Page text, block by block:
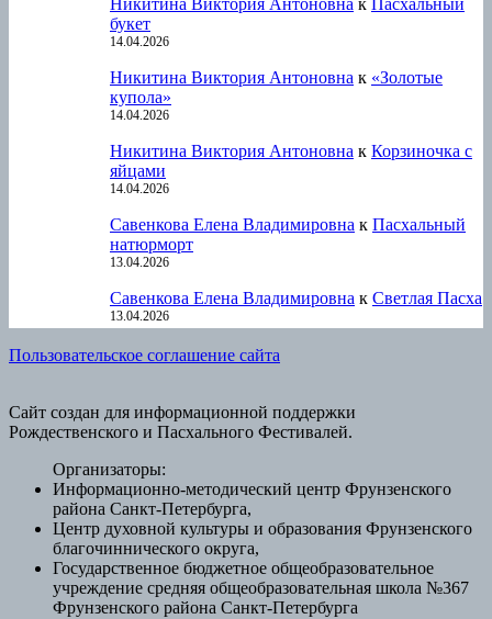
Никитина Виктория Антоновна к Пасхальный
букет
14.04.2026
Никитина Виктория Антоновна к «Золотые
купола»
14.04.2026
Никитина Виктория Антоновна к Корзиночка с
яйцами
14.04.2026
Савенкова Елена Владимировна к Пасхальный
натюрморт
13.04.2026
Савенкова Елена Владимировна к Светлая Пасха
13.04.2026
Пользовательское соглашение сайта
Сайт создан для информационной поддержки
Рождественского и Пасхального Фестивалей.
Организаторы:
Информационно-методический центр Фрунзенского
района Санкт-Петербурга,
Центр духовной культуры и образования Фрунзенского
благочиннического округа,
Государственное бюджетное общеобразовательное
учреждение средняя общеобразовательная школа №367
Фрунзенского района Санкт-Петербурга